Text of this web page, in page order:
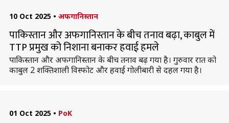
10 Oct 2025 • अफगानिस्तान
पाकिस्तान और अफगानिस्तान के बीच तनाव बढ़ा, काबुल में
TTP प्रमुख को निशाना बनाकर हवाई हमले
पाकिस्तान और अफगानिस्तान के बीच तनाव बढ़ गया है। गुरुवार रात को
काबुल 2 शक्तिशाली विस्फोट और हवाई गोलीबारी से दहल गया है।
01 Oct 2025 • PoK